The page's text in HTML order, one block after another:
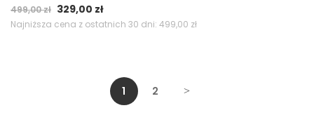
499,00zł Pierwotna
cena
329,00 złAktualna
cena
Najniższa cena z ostatnich 30 dni: 499,00 zł
1 2